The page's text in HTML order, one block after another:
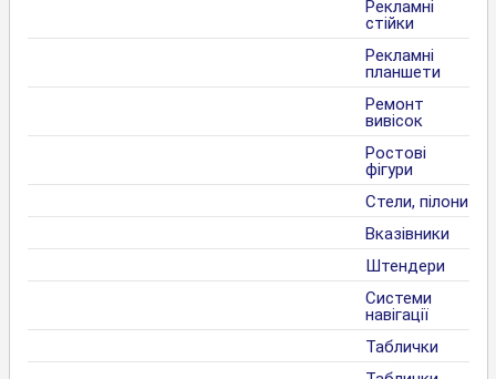
Рекламні
стійки
Рекламні
планшети
Ремонт
вивісок
Ростові
фігури
Стели, пілони
Вказівники
Штендери
Системи
навігації
Таблички